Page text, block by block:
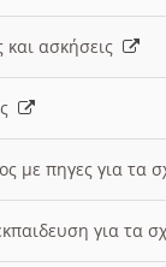
και ασκήσεις
με πηγες για τα
για τα